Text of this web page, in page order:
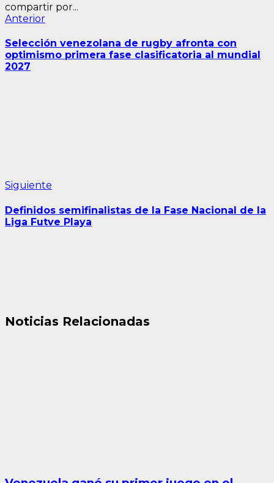
compartir por...
Navegación
de
entradas
AnteriorEntrada
Selección venezolana de rugby afronta con
optimismo primera fase clasificatoria al mundial
2027
Siguiente
Definidos semifinalistas de la Fase Nacional de la
Liga Futve Playa
Noticias Relacionadas